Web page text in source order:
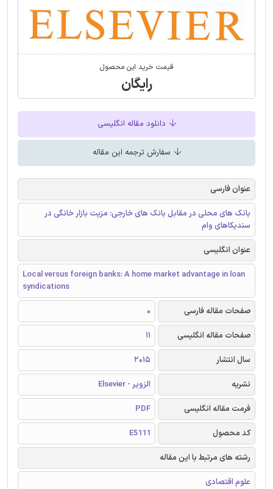
قیمت خرید این محصول
رایگان
دانلود مقاله انگلیسی
سفارش ترجمه این مقاله
عنوان فارسی
بانک های محلی در مقابل بانک های خارجی: مزیت بازار خانگی در
سندیکاهای وام
عنوان انگلیسی
Local versus foreign banks: A home market advantage in loan
syndications
صفحات مقاله فارسی
0
صفحات مقاله انگلیسی
11
سال انتشار
2015
نشریه
الزویر - Elsevier
فرمت مقاله انگلیسی
PDF
کد محصول
E5111
رشته های مرتبط با این مقاله
علوم اقتصادی